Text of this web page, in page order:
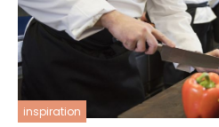
inspiration